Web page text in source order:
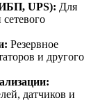
UPS): Для
Резервное
и другого
датчиков и